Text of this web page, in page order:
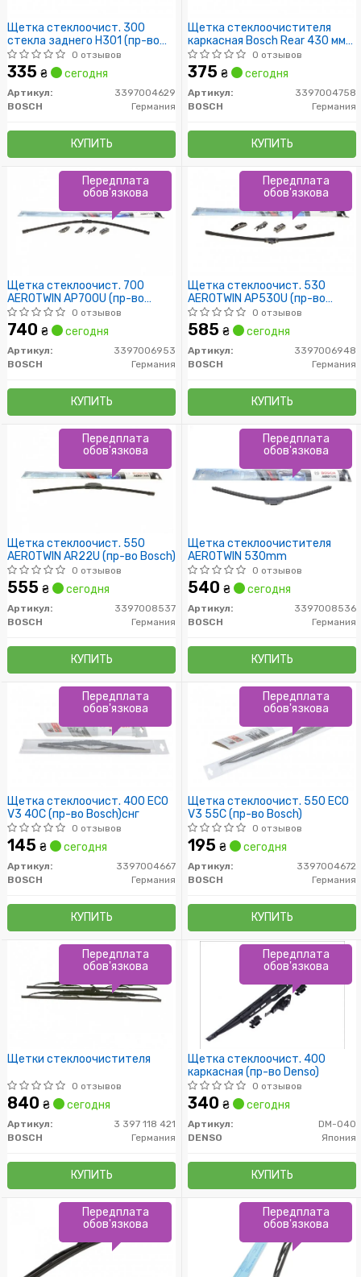
Щетка стеклоочист. 300
стекла заднего H301 (пр-во
Bosch)
0 отзывов
335 ₴ сегодня
Артикул:
3397004629
BOSCH
Германия
КУПИТЬ
Щетка стеклоочистителя
каркасная Bosch Rear 430 мм
(17")
0 отзывов
375 ₴ сегодня
Артикул:
3397004758
BOSCH
Германия
КУПИТЬ
Щетка стеклоочист. 700
AEROTWIN AP700U (пр-во
Bosch)
0 отзывов
740 ₴ сегодня
Артикул:
3397006953
BOSCH
Германия
КУПИТЬ
Передплата
обов'язкова
Щетка стеклоочист. 530
AEROTWIN AP530U (пр-во
Bosch)
0 отзывов
585 ₴ сегодня
Артикул:
3397006948
BOSCH
Германия
КУПИТЬ
Передплата
обов'язкова
Щетка стеклоочист. 550
AEROTWIN AR22U (пр-во Bosch)
0 отзывов
555 ₴ сегодня
Артикул:
3397008537
BOSCH
Германия
КУПИТЬ
Передплата
обов'язкова
Щетка стеклоочистителя
AEROTWIN 530mm
0 отзывов
540 ₴ сегодня
Артикул:
3397008536
BOSCH
Германия
КУПИТЬ
Передплата
обов'язкова
Щетка стеклоочист. 400 ECO
V3 40C (пр-во Bosch)снг
0 отзывов
145 ₴ сегодня
Артикул:
3397004667
BOSCH
Германия
КУПИТЬ
Передплата
обов'язкова
Щетка стеклоочист. 550 ECO
V3 55C (пр-во Bosch)
0 отзывов
195 ₴ сегодня
Артикул:
3397004672
BOSCH
Германия
КУПИТЬ
Передплата
обов'язкова
Щетки стеклоочистителя
0 отзывов
840 ₴ сегодня
Артикул:
3 397 118 421
BOSCH
Германия
КУПИТЬ
Передплата
обов'язкова
Щетка стеклоочист. 400
каркасная (пр-во Denso)
0 отзывов
340 ₴ сегодня
Артикул:
DM-040
DENSO
Япония
КУПИТЬ
Передплата
обов'язкова
Передплата
обов'язкова
Передплата
обов'язкова